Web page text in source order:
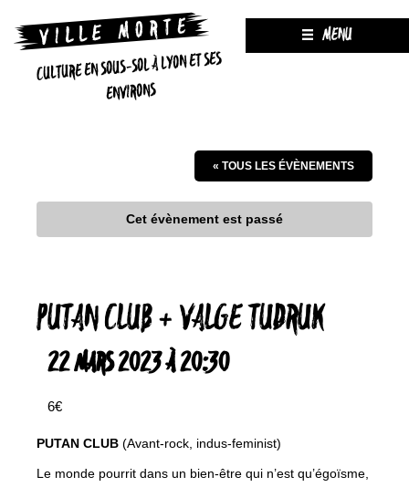
CULTURE EN SOUS-SOL À LYON ET SES
ENVIRONS
MENU
« TOUS LES ÉVÈNEMENTS
Cet évènement est passé
PUTAN CLUB + VALGE TUDRUK
22 MARS 2023 À 20:30
6€
PUTAN CLUB (Avant-rock, indus-feminist)
Le monde pourrit dans un bien-être qui n’est qu’égoïsme,